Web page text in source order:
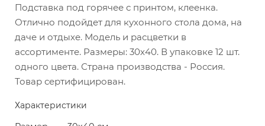
Подставка под горячее с принтом, клеенка.
Отлично подойдет для кухонного стола дома, на
даче и отдыхе. Модель и расцветки в
ассортименте. Размеры: 30х40. В упаковке 12 шт.
одного цвета. Страна производства - Россия.
Товар сертифицирован.
Характеристики